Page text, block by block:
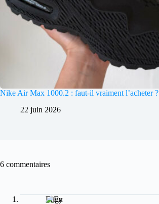
Nike Air Max 1000.2 : faut-il vraiment l’acheter ?
22 juin 2026
6 commentaires
Engy